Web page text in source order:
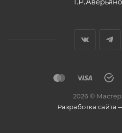
2026 ©
Разработка сайта